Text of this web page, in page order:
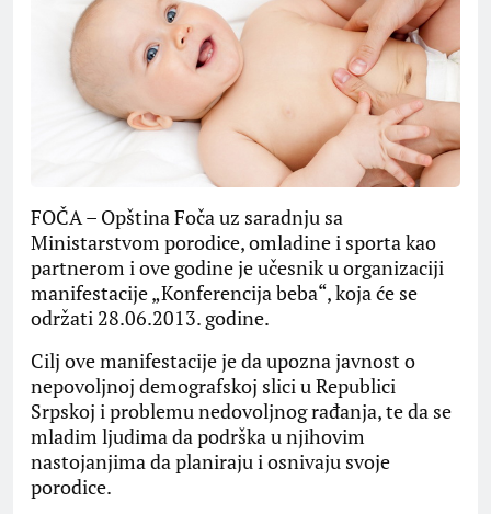
FOČA – Opština Foča uz saradnju sa
Ministarstvom porodice, omladine i sporta kao
partnerom i ove godine je učesnik u organizaciji
manifestacije „Konferencija beba“, koja će se
održati 28.06.2013. godine.
Cilj ove manifestacije je da upozna javnost o
nepovoljnoj demografskoj slici u Republici
Srpskoj i problemu nedovoljnog rađanja, te da se
mladim ljudima da podrška u njihovim
nastojanjima da planiraju i osnivaju svoje
porodice.